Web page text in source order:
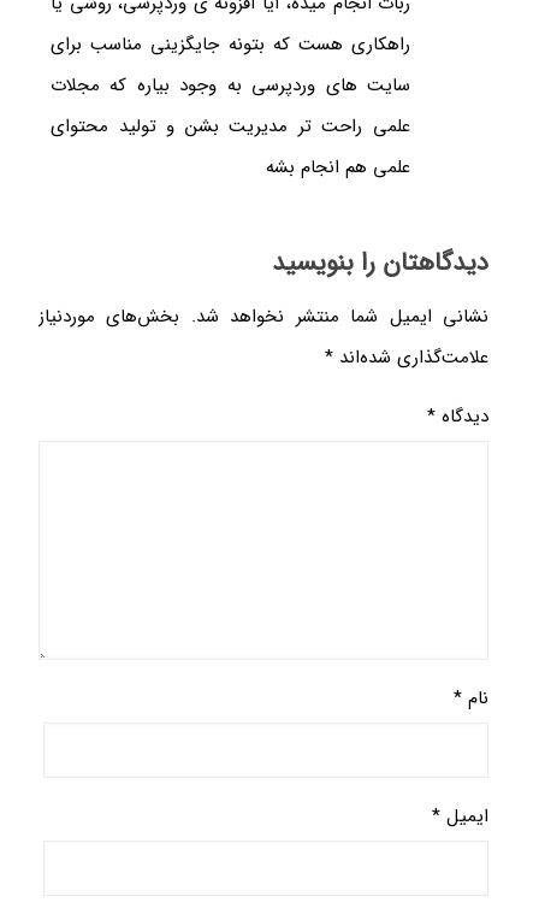
راهکاری هست که بتونه جایگزینی مناسب برای
سایت های وردپرسی به وجود بیاره که مجلات
علمی راحت تر مدیریت بشن و تولید محتوای
علمی هم انجام بشه
دیدگاهتان را بنویسید
نشانی ایمیل شما منتشر نخواهد شد.
بخش‌های موردنیاز
علامت‌گذاری شده‌اند *
دیدگاه*
نام*
ایمیل*